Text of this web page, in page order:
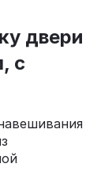
двери
с